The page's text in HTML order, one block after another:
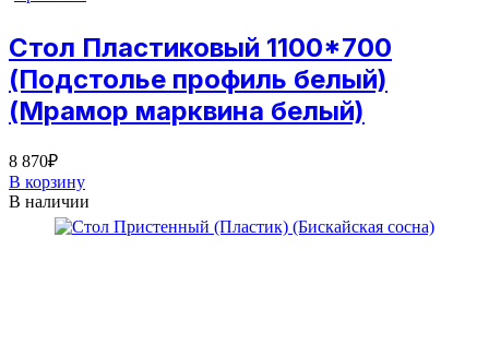
Стол Пластиковый 1100*700
(Подстолье профиль белый)
(Мрамор марквина белый)
8 870₽
В корзину
В наличии